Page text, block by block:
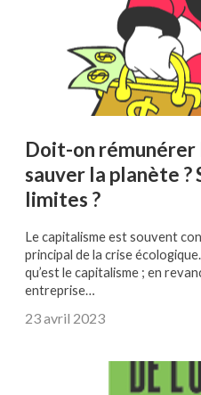
Doit-on rémunérer
sauver la planète ?
limites ?
Le capitalisme est souvent
principal de la crise
qu’est le capitalisme ; en
entreprise…
23 avril 2023